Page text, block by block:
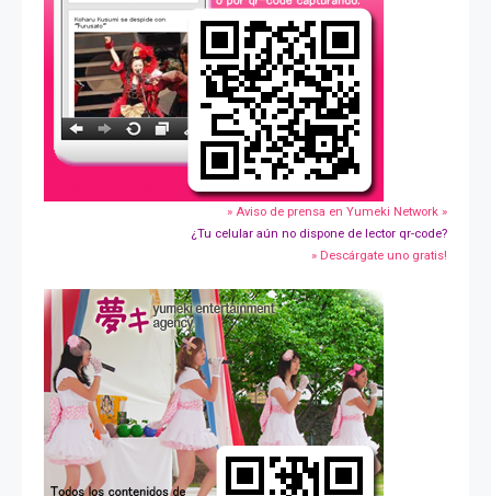
» Aviso de prensa en Yumeki Network »
¿Tu celular aún no dispone de lector qr-code?
» Descárgate uno gratis!